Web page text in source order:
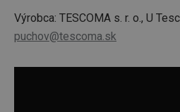
Výrobca: TESCOMA s. r. o., U
puchov@tescoma.sk